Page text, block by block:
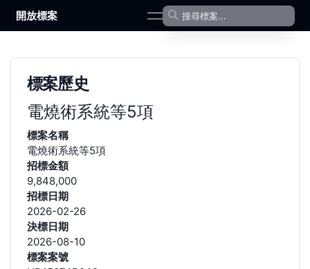
開放標案 open navigation menu
標案歷史
電燒術系統等5項
標案名稱
電燒術系統等5項
招標金額
9,848,000
招標日期
2026-02-26
決標日期
2026-08-10
標案案號